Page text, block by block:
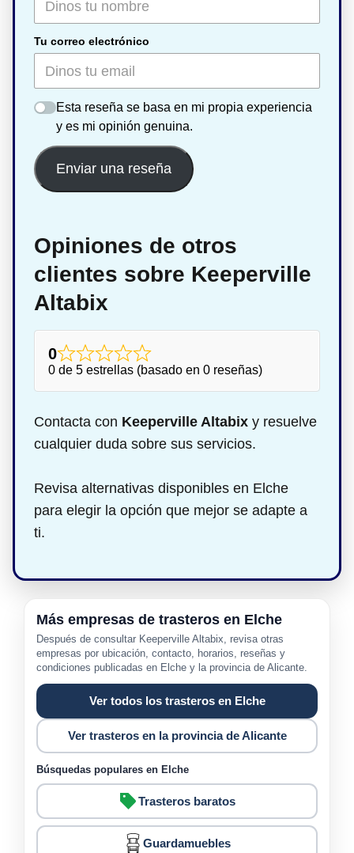
Tu correo electrónico
Esta reseña se basa en mi propia experiencia
y es mi opinión genuina.
Enviar una reseña
Opiniones de otros
clientes sobre Keeperville
Altabix
0
0 de 5 estrellas (basado en 0 reseñas)
Contacta con Keeperville Altabix y resuelve
cualquier duda sobre sus servicios.
Revisa alternativas disponibles en Elche
para elegir la opción que mejor se adapte a
ti.
Más empresas de trasteros en Elche
Después de consultar Keeperville Altabix, revisa otras
empresas por ubicación, contacto, horarios, reseñas y
condiciones publicadas en Elche y la provincia de Alicante.
Ver todos los trasteros en Elche
Ver trasteros en la provincia de Alicante
Búsquedas populares en Elche
Trasteros baratos
Guardamuebles